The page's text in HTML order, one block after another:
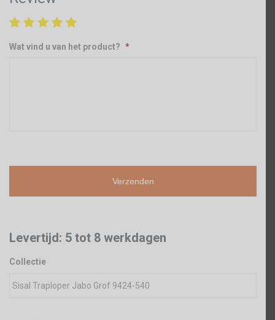
Wat vind u van het product? *
Levertijd: 5 tot 8 werkdagen
Collectie